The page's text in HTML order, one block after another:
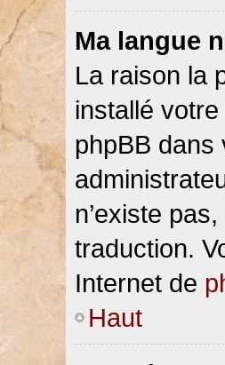
Ma langue
La raison la
installé
phpBB dans
n’existe
traduction.
Internet de
Haut